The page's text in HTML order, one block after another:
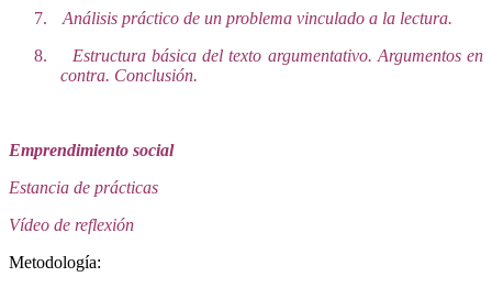
7.
Análisis práctico de un problema vinculado a la lectura.
8.
Estructura básica del texto argumentativo. Argumentos en
contra. Conclusión.
Emprendimiento social
Estancia de prácticas
Vídeo de reflexión
Metodología: